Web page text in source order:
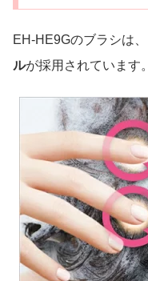
EH-HE9Gのブラシは、
ルが採用されています。